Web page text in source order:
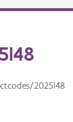
2025I48